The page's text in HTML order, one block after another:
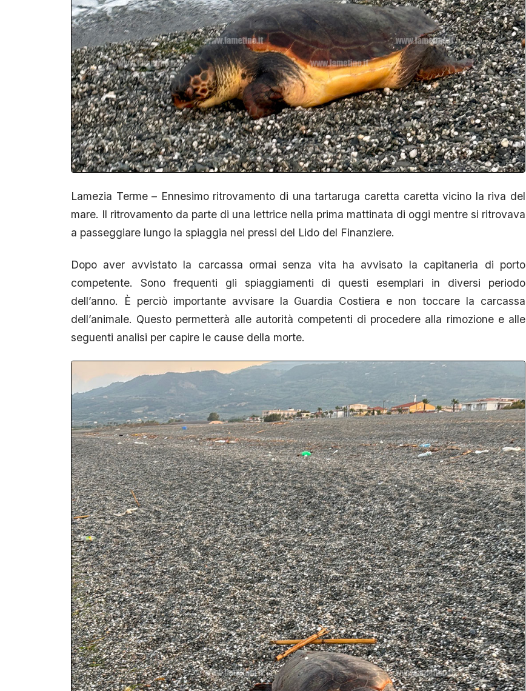
Lamezia Terme – Ennesimo ritrovamento di una tartaruga caretta caretta vicino la riva del
mare. Il ritrovamento da parte di una lettrice nella prima mattinata di oggi mentre si ritrovava
a passeggiare lungo la spiaggia nei pressi del Lido del Finanziere.
Dopo aver avvistato la carcassa ormai senza vita ha avvisato la capitaneria di porto
competente. Sono frequenti gli spiaggiamenti di questi esemplari in diversi periodo
dell’anno. È perciò importante avvisare la Guardia Costiera e non toccare la carcassa
dell’animale. Questo permetterà alle autorità competenti di procedere alla rimozione e alle
seguenti analisi per capire le cause della morte.